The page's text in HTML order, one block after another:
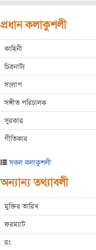
প্রধান কলাকুশলী
কাহিনী
চিত্রনাট্য
সংলাপ
সঙ্গীত পরিচালক
সুরকার
গীতিকার
সকল কলাকুশলী
অন্যান্য তথ্যাবলী
মুক্তির তারিখ
ফরম্যাট
রং